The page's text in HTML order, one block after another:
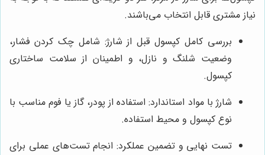
نیاز مشتری قابل انتخاب می‌باشند.
بررسی کامل کپسول قبل از شارژ: شامل چک کردن فشار،
وضعیت شلنگ و نازل، و اطمینان از سلامت ساختاری
کپسول.
شارژ با مواد استاندارد: استفاده از پودر، گاز یا فوم مناسب با
نوع کپسول و محیط استفاده.
تست نهایی و تضمین عملکرد: انجام تست‌های عملی برای